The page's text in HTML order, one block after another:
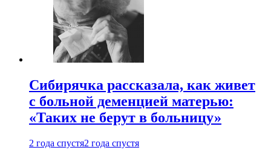
Сибирячка рассказала, как живет
с больной деменцией матерью:
«Таких не берут в больницу»
2 года спустя2 года спустя